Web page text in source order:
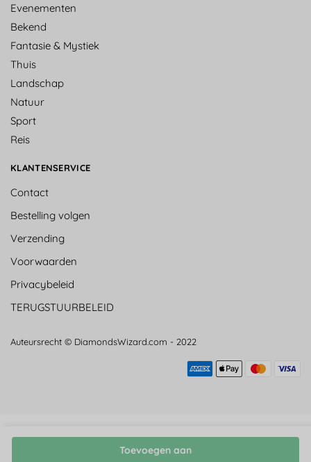
Toevoegen aan
Evenementen
Bekend
Fantasie & Mystiek
Thuis
Landschap
Natuur
Sport
Reis
KLANTENSERVICE
Contact
Bestelling volgen
Verzending
Voorwaarden
Privacybeleid
TERUGSTUURBELEID
Auteursrecht © DiamondsWizard.com - 2022